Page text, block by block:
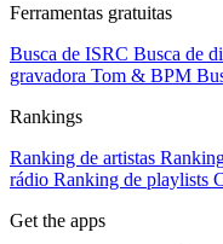
Ferramentas gratuitas
Busca de ISRC Busca de
gravadora Tom & BPM
Rankings
Ranking de artistas
rádio Ranking de playlists
Get the apps